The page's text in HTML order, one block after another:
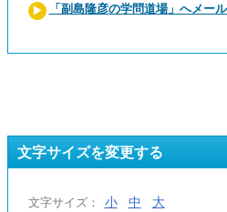
「副島隆彦の学問道場」へメー
文字サイズを変更する
文字サイズ： 小 中 大